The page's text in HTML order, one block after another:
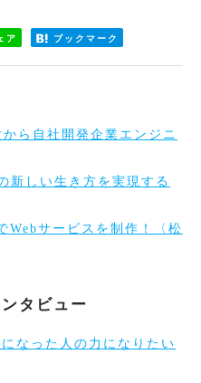
ア ブックマーク
ら自社開発企業エンジニ
新しい生き方を実現する
Webサービスを制作！〈松
タビュー
なった人の力になりたい